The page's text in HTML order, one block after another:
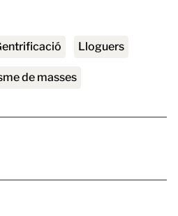
gentrificació lloguers
de masses